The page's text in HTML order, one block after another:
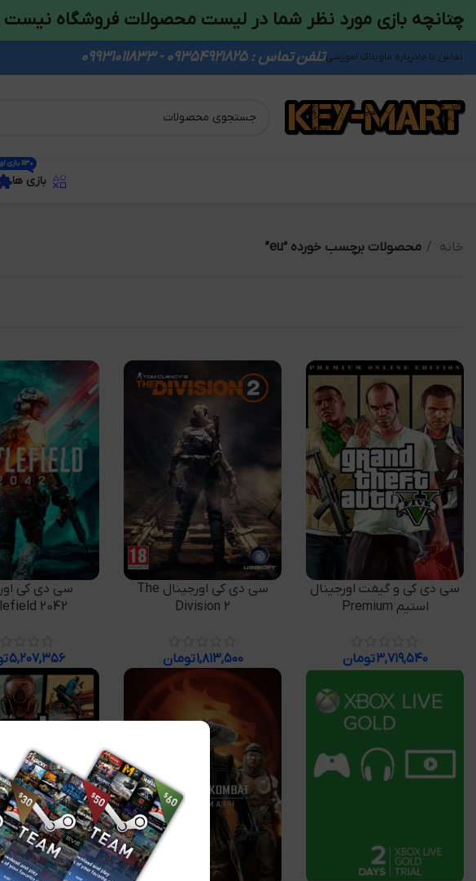
تماس با مادرباره ماوبلاگ اموزشیتلفن تماس : 09354921825 - 09931011833
بازی ها
1130 بازی اورجینال
خانه محصولات برچسب خورده “eu”
افزودن به سبد خرید
سی دی کی و گیفت اورجینال
استیم Premium
۳,۷۱۹,۵۴۰تومان
افزودن به سبد خرید
سی دی کی اورجینال The
Division 2
۱,۸۱۳,۵۰۰تومان
افزودن به سبد خرید
سی دی کی
2042
۵,۲۰۷,۳۵۶
چنانچه بازی مورد نظر شما در لیست محصولات فروشگاه نیست